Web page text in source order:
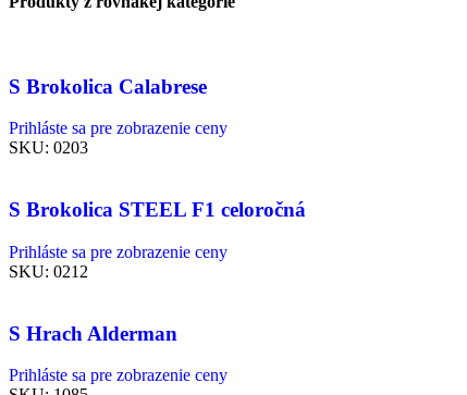
S Brokolica Calabrese
Prihláste sa pre zobrazenie ceny
SKU: 0203
S Brokolica STEEL F1 celoročná
Prihláste sa pre zobrazenie ceny
SKU: 0212
S Hrach Alderman
Prihláste sa pre zobrazenie ceny